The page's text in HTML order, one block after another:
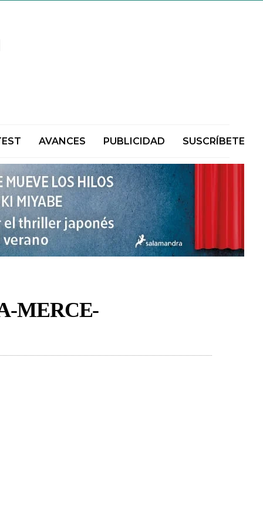
AVANCES PUBLICIDAD SUSCRÍBETE
MERCE-